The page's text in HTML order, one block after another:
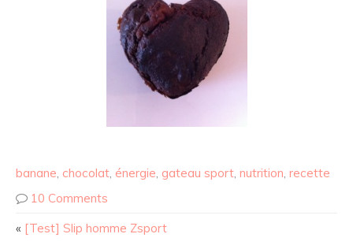
banane, chocolat, énergie, gateau sport, nutrition, recette
10 Comments
« [Test] Slip homme Zsport